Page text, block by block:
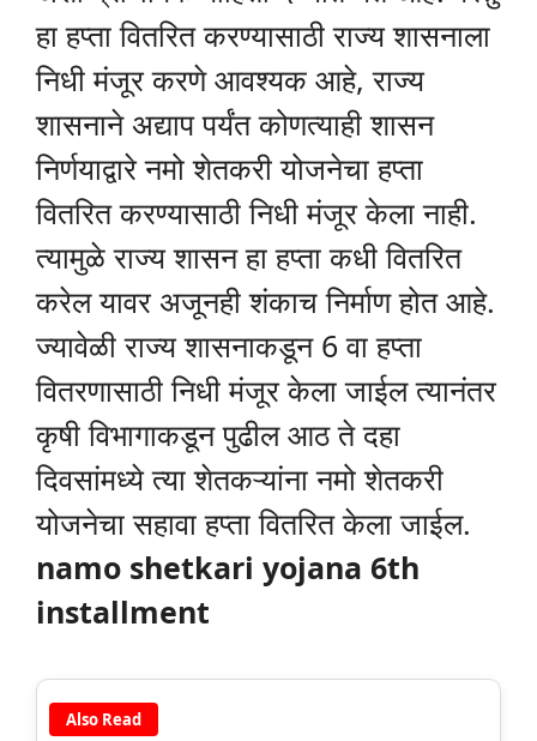
हा हप्ता वितरित करण्यासाठी राज्य शासनाला
निधी मंजूर करणे आवश्यक आहे, राज्य
शासनाने अद्याप पर्यंत कोणत्याही शासन
निर्णयाद्वारे नमो शेतकरी योजनेचा हप्ता
वितरित करण्यासाठी निधी मंजूर केला नाही.
त्यामुळे राज्य शासन हा हप्ता कधी वितरित
करेल यावर अजूनही शंकाच निर्माण होत आहे.
ज्यावेळी राज्य शासनाकडून 6 वा हप्ता
वितरणासाठी निधी मंजूर केला जाईल त्यानंतर
कृषी विभागाकडून पुढील आठ ते दहा
दिवसांमध्ये त्या शेतकऱ्यांना नमो शेतकरी
योजनेचा सहावा हप्ता वितरित केला जाईल.
namo shetkari yojana 6th
installment
Also Read